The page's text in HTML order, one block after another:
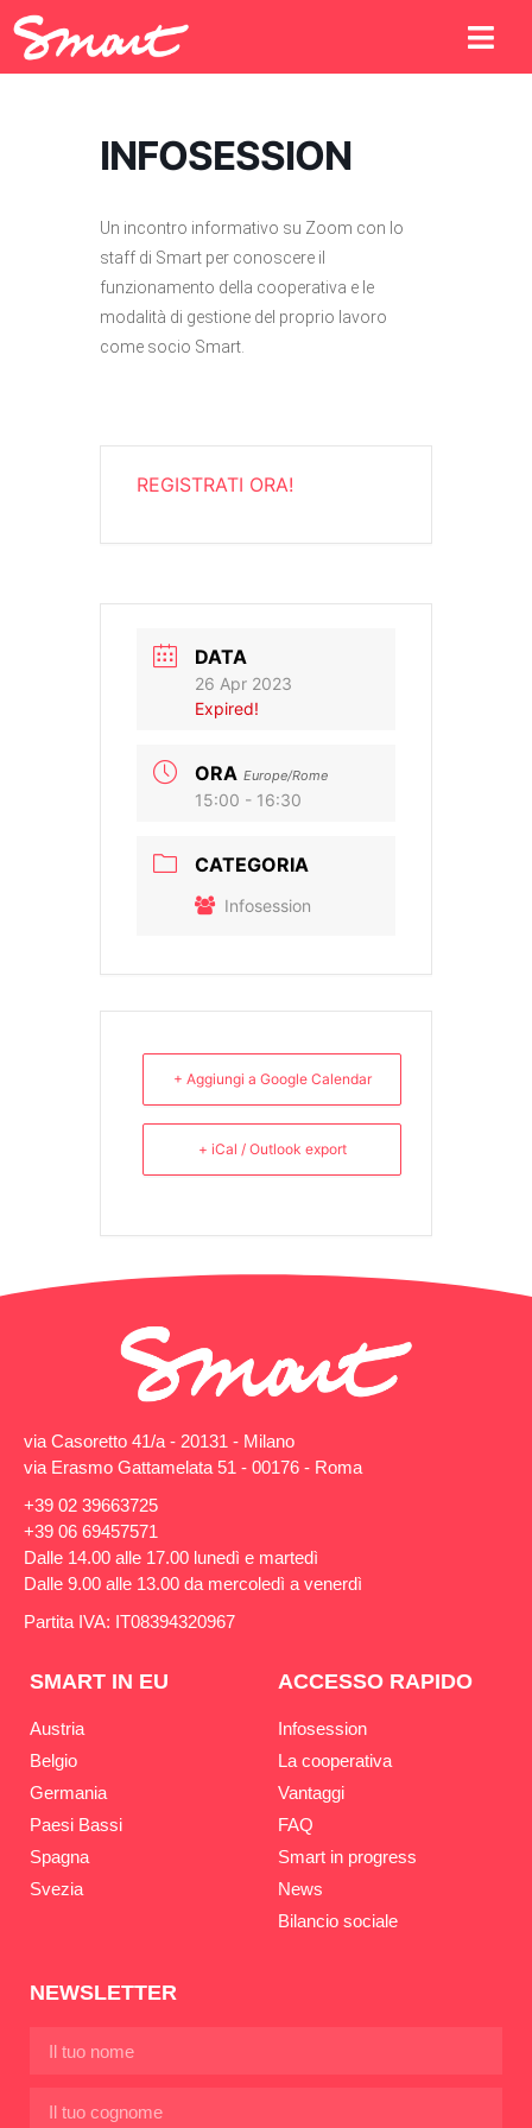
INFOSESSION
Un incontro informativo su Zoom con lo
staff di Smart per conoscere il
funzionamento della cooperativa e le
modalità di gestione del proprio lavoro
come socio Smart.
REGISTRATI ORA!
DATA
26 Apr 2023
Expired!
ORA Europe/Rome
15:00 - 16:30
CATEGORIA
Infosession
+ Aggiungi a Google Calendar
+ iCal / Outlook export
via Casoretto 41/a - 20131 - Milano
via Erasmo Gattamelata 51 - 00176 - Roma
+39 02 39663725
+39 06 69457571
Dalle 14.00 alle 17.00 lunedì e martedì
Dalle 9.00 alle 13.00 da mercoledì a venerdì
Partita IVA: IT08394320967
SMART IN EU
Austria
Belgio
Germania
Paesi Bassi
Spagna
Svezia
ACCESSO RAPIDO
Infosession
La cooperativa
Vantaggi
FAQ
Smart in progress
News
Bilancio sociale
NEWSLETTER